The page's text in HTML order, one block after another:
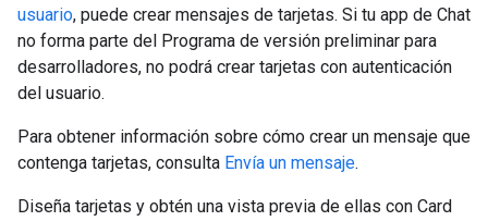
usuario, puede crear mensajes de tarjetas. Si tu app de Chat
no forma parte del Programa de versión preliminar para
desarrolladores, no podrá crear tarjetas con autenticación
del usuario.
Para obtener información sobre cómo crear un mensaje que
contenga tarjetas, consulta Envía un mensaje.
Diseña tarjetas y obtén una vista previa de ellas con Card